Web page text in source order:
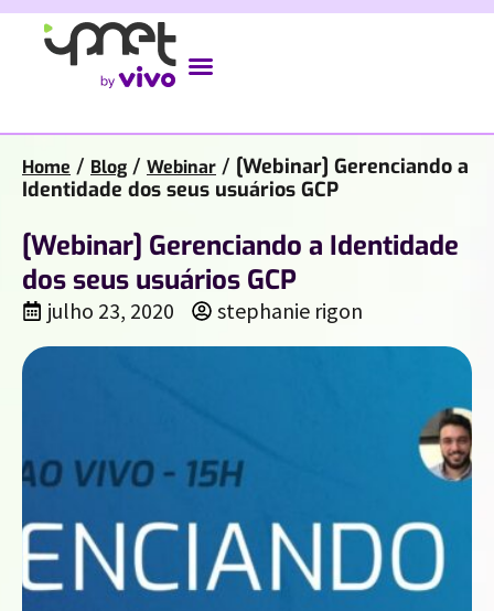
Home / Blog / Webinar / [Webinar] Gerenciando a
Identidade dos seus usuários GCP
[Webinar] Gerenciando a Identidade
dos seus usuários GCP
julho 23, 2020 stephanie rigon